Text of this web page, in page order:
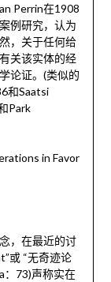
Perrin在1908
例研究，认为
，关于任何给
关该实体的经
论证。(类似的
和Saatsi
Park
in Favor
，在最近的讨
或 “无奇迹论
：73)声称实在